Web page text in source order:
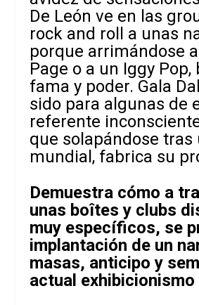
De León ve en las
rock and roll a unas
porque arrimándose
Page o a un Iggy Pop,
fama y poder. Gala
sido para algunas de
referente
que solapándose
mundial, fabrica su
Demuestra cómo a
unas boîtes y clubs
muy específicos, se
implantación de un
masas, anticipo y
actual exhibicionismo